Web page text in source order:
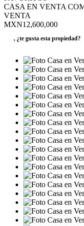
CASA EN VENTA
VENTA
MXN12,600,000
, ¿te gusta esta propiedad?